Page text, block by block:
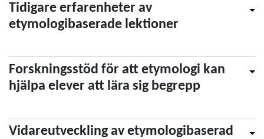
Tidigare erfarenheter av
etymologibaserade lektioner
Forskningsstöd för att etymologi kan
hjälpa elever att lära sig begrepp
Vidareutveckling av etymologibaserad